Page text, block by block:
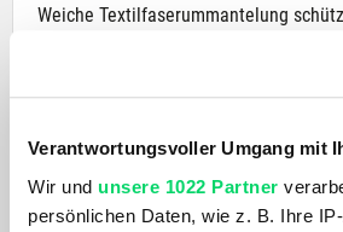
Verantwortungsvoller Umgang mit
Wir und unsere 1022 Partner
persönlichen Daten, wie z. B. Ihre
Weiche Textilfaserummantelung
Schaumstoffhülle sorgt für
AKTUELL